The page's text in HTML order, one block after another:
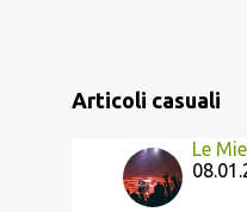
Articoli casuali
Le